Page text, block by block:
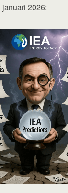
januari 2026: